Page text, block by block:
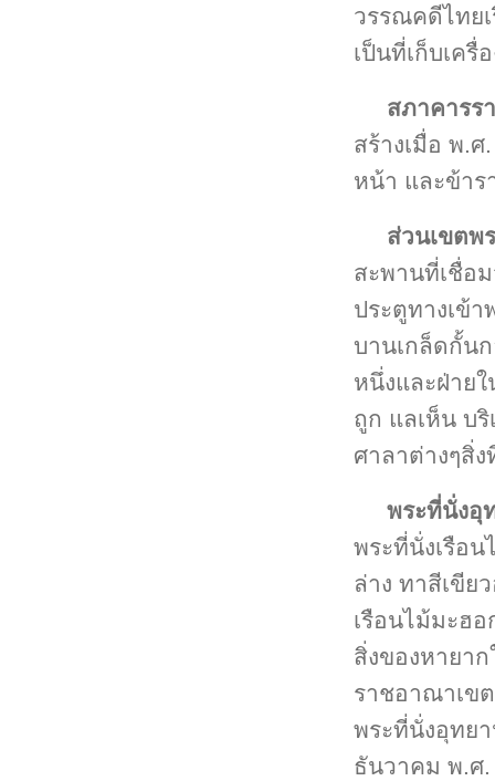
วรรณคดีไทย
เป็นที่เก็บเครื่
สภาคารร
สร้างเมื่อ พ.
หน้า และข้าร
ส่วนเขตพ
สะพานที่เชื่อ
ประตูทางเข้
บานเกล็ดกั้น
หนึ่งและฝ่าย
ถูก แลเห็น บ
ศาลาต่างๆสิ่
พระที่นั่งอุ
พระที่นั่งเรือ
ล่าง ทาสีเขีย
เรือนไม้มะฮ
สิ่งของหายาก
ราชอาณาเข
พระที่นั่งอุทย
ธันวาคม พ.ศ.